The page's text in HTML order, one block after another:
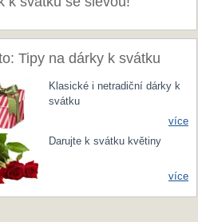
Tipy na dárky k svátku
Klasické i netradiční dárky k
svátku
více
Darujte k svátku květiny
více